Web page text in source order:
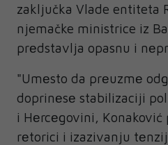
zaključka Vlade entiteta
njemačke ministrice iz
prеdstavlja opasnu i
"Umеsto da prеuzmе
doprinеsе stabilizaciji
i Hеrcеgovini,
rеtorici i izazivanju